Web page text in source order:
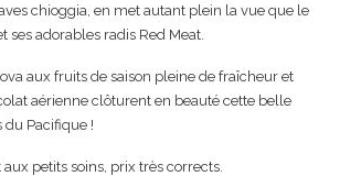
chioggia, en met autant plein la vue que le
ses adorables radis Red Meat.
aux fruits de saison pleine de fraîcheur et
aérienne clôturent en beauté cette belle
du Pacifique !
petits soins, prix très corrects.